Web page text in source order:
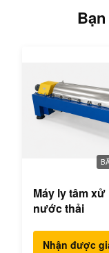
Máy ly tâm xử
nước thải
Nhận được